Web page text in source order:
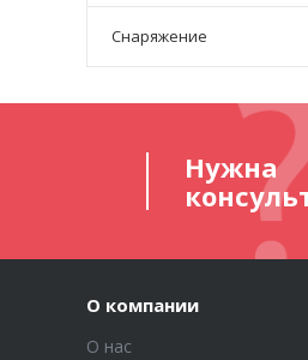
Снаряжение
Нужна
О компании
О нас